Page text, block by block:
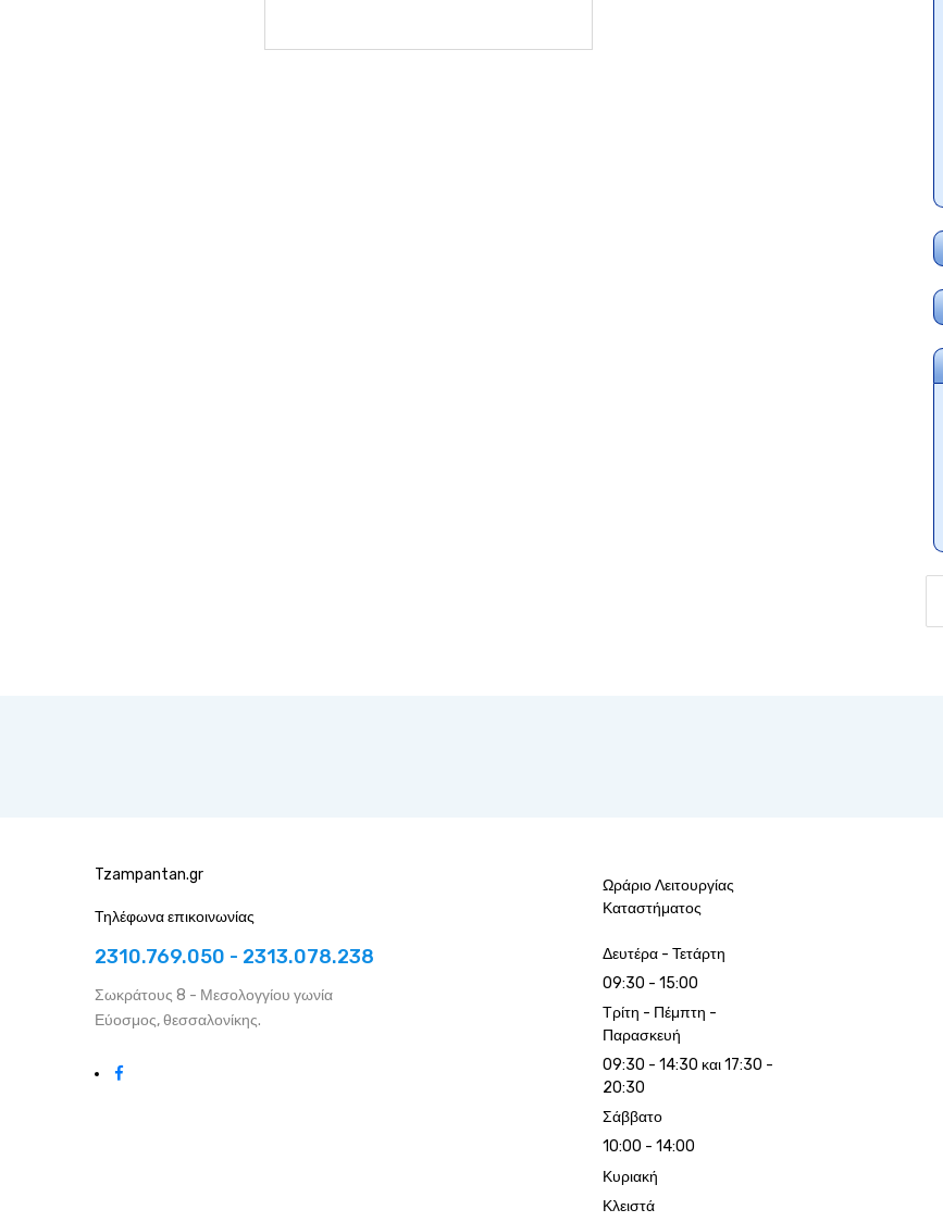
Tzampantan.gr
Τηλέφωνα επικοινωνίας
2310.769.050 - 2313.078.238
Σωκράτους 8 - Μεσολογγίου γωνία
Εύοσμος, θεσσαλονίκης.
Ωράριο Λειτουργίας
Καταστήματος
Δευτέρα - Τετάρτη
09:30 - 15:00
Τρίτη - Πέμπτη -
Παρασκευή
09:30 - 14:30 και 17:30 -
20:30
Σάββατο
10:00 - 14:00
Κυριακή
Κλειστά